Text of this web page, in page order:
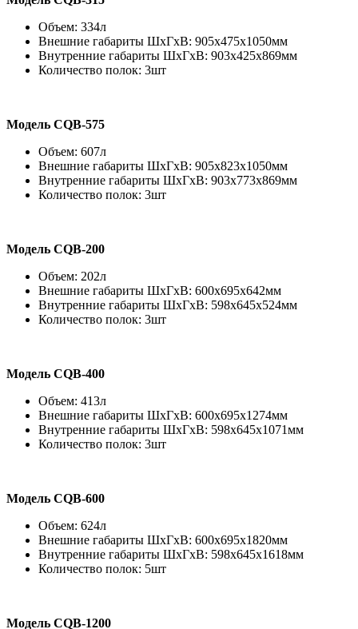
Объем: 334л
Внешние габариты ШхГхВ: 905х475х1050мм
Внутренние габариты ШхГхВ: 903х425х869мм
Количество полок: 3шт
Модель СQB-575
Объем: 607л
Внешние габариты ШхГхВ: 905х823х1050мм
Внутренние габариты ШхГхВ: 903х773х869мм
Количество полок: 3шт
Модель СQB-200
Объем: 202л
Внешние габариты ШхГхВ: 600х695х642мм
Внутренние габариты ШхГхВ: 598х645х524мм
Количество полок: 3шт
Модель СQB-400
Объем: 413л
Внешние габариты ШхГхВ: 600х695х1274мм
Внутренние габариты ШхГхВ: 598х645х1071мм
Количество полок: 3шт
Модель СQB-600
Объем: 624л
Внешние габариты ШхГхВ: 600х695х1820мм
Внутренние габариты ШхГхВ: 598х645х1618мм
Количество полок: 5шт
Модель СQB-1200